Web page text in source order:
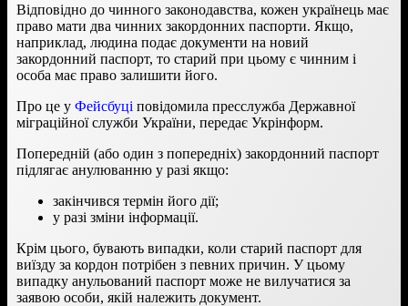
Відповідно до чинного законодавства, кожен українець має
право мати два чинних закордонних паспорти. Якщо,
наприклад, людина подає документи на новий
закордонний паспорт, то старий при цьому є чинним і
особа має право залишити його.
Про це у Фейсбуці повідомила пресслужба Державної
міграційної служби України, передає Укрінформ.
Попередній (або один з попередніх) закордонний паспорт
підлягає анулюванню у разі якщо:
закінчився термін його дії;
у разі зміни інформації.
Крім цього, бувають випадки, коли старий паспорт для
виїзду за кордон потрібен з певних причин. У цьому
випадку анульований паспорт може не вилучатися за
заявою особи, якій належить документ.